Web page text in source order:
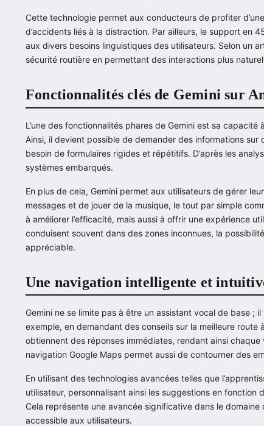
Cette technologie permet aux conducteurs de profiter
d’accidents liés à la distraction. Par ailleurs, le support en
aux divers besoins linguistiques des utilisateurs. Selon un
sécurité routière en permettant des interactions plus
Fonctionnalités clés de Gemini sur
L’une des fonctionnalités phares de Gemini est sa
Ainsi, il devient possible de demander des informations sur
besoin de formulaires rigides et répétitifs. D’après les
systèmes embarqués.
En plus de cela, Gemini permet aux utilisateurs de gérer
messages et de jouer de la musique, le tout par simple
à améliorer l’efficacité, mais aussi à offrir une expérience
conduisent souvent dans des zones inconnues, la
appréciable.
Une navigation intelligente et
Gemini ne se limite pas à être un assistant vocal de base ;
exemple, en demandant des conseils sur la meilleure
obtiennent des réponses immédiates, rendant ainsi
navigation Google Maps permet aussi de contourner des
En utilisant des technologies avancées telles que
utilisateur, personnalisant ainsi les suggestions en
Cela représente une avancée significative dans le
accessible aux utilisateurs.